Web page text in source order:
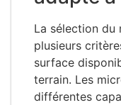
La sélection du
plusieurs
surface
terrain. Les
différentes